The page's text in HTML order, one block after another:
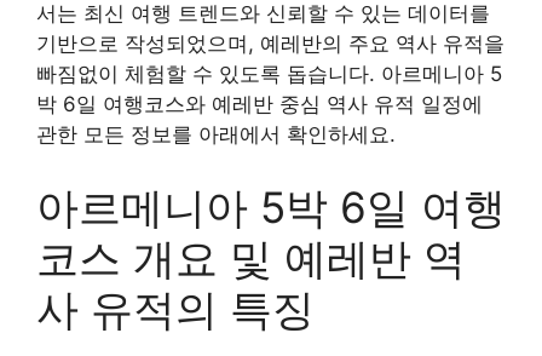
서는 최신 여행 트렌드와 신뢰할 수 있는 데이터를
기반으로 작성되었으며, 예레반의 주요 역사 유적을
빠짐없이 체험할 수 있도록 돕습니다. 아르메니아 5
박 6일 여행코스와 예레반 중심 역사 유적 일정에
관한 모든 정보를 아래에서 확인하세요.
아르메니아 5박 6일 여행
코스 개요 및 예레반 역
사 유적의 특징